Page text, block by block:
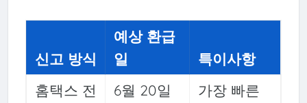
신고 방식
예상 환급
일
특이사항
홈택스 전
6월 20일
가장 빠른